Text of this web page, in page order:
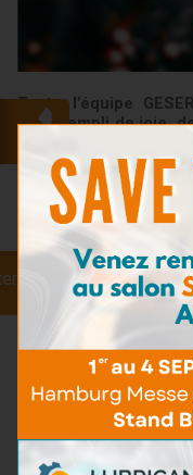
Toute l’équipe
Noël, rempli de joie,
Nous tenons à
partenaires et
collaboration tout au
Votre soutien nourrit
l’innovation, la fiabilité
Que cette période
de précieux instants
Très belles fêtes
l’équipe GESERCO !
Retour aux actualités